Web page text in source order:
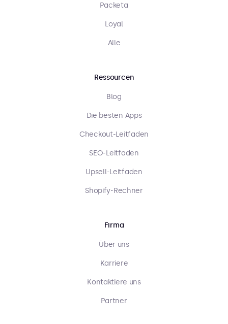
Packeta
Loyal
Alle
Ressourcen
Blog
Die besten Apps
Checkout-Leitfaden
SEO-Leitfaden
Upsell-Leitfaden
Shopify-Rechner
Firma
Über uns
Karriere
Kontaktiere uns
Partner